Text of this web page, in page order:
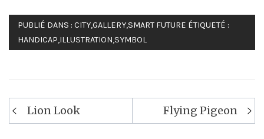
PUBLIÉ DANS : CITY,GALLERY,SMART FUTURE ÉTIQUETÉ :
HANDICAP,ILLUSTRATION,SYMBOL
Navigation
de
Lion Look Flying Pigeon